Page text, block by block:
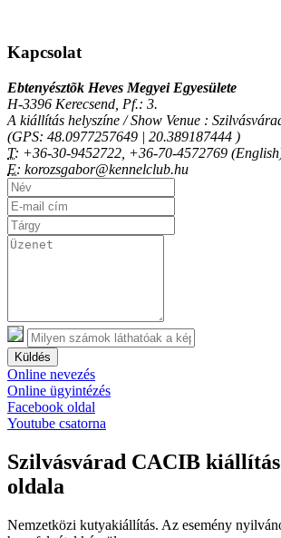
Kapcsolat
Ebtenyésztõk Heves Megyei Egyesülete
H-3396 Kerecsend, Pf.: 3.
A kiállítás helyszíne / Show Venue :
(GPS: 48.0977257649 | 20.389187444 )
T: +36-30-9452722, +36-70-4572769
E: korozsgabor@kennelclub.hu
Küldés
Online nevezés
Online ügyintézés
Facebook oldal
Youtube csatorna
Szilvásvárad CACIB
oldala
Nemzetközi kutyakiállítás. Az esemény